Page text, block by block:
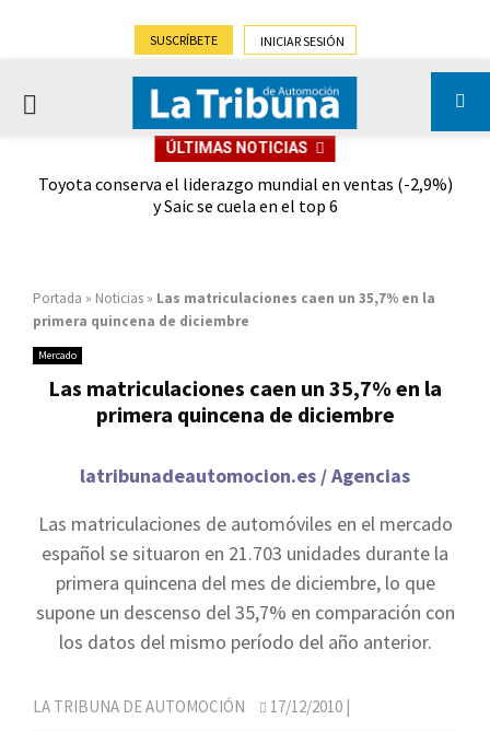
SUSCRÍBETE INICIAR SESIÓN
PRIMARY
ÚLTIMAS NOTICIAS
Toyota conserva el liderazgo mundial en ventas (-2,9%)
y Saic se cuela en el top 6
Portada » Noticias » Las matriculaciones caen un 35,7% en la
primera quincena de diciembre
Mercado
Las matriculaciones caen un 35,7% en la
primera quincena de diciembre
latribunadeautomocion.es / Agencias
Las matriculaciones de automóviles en el mercado
español se situaron en 21.703 unidades durante la
primera quincena del mes de diciembre, lo que
supone un descenso del 35,7% en comparación con
los datos del mismo período del año anterior.
LA TRIBUNA DE AUTOMOCIÓN 17/12/2010 |